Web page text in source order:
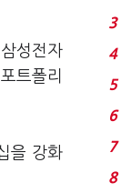
성전자
트폴리
을 강화
3
4
5
6
7
8